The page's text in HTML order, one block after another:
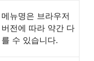
메뉴명은 브라우저
버전에 따라 약간 다
를 수 있습니다.